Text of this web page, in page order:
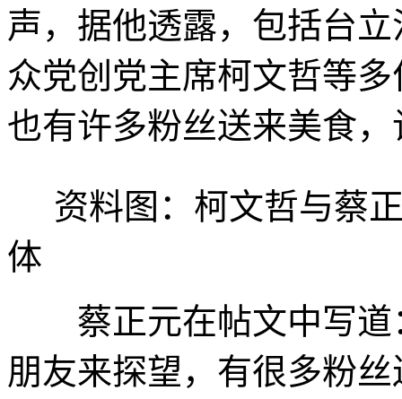
声，据他透露，包括台
众党创党主席柯文哲等
也有许多粉丝送来美食
资料图：柯文哲与蔡
体
蔡正元在帖文中写道
朋友来探望，有很多粉